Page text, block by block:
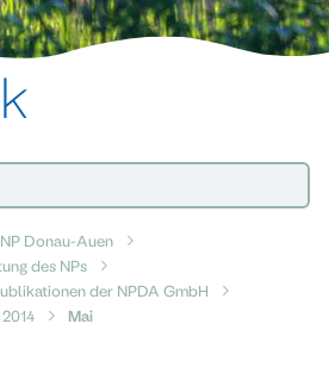
Donau-Auen
des NPs
der NPDA GmbH
2014 Mai